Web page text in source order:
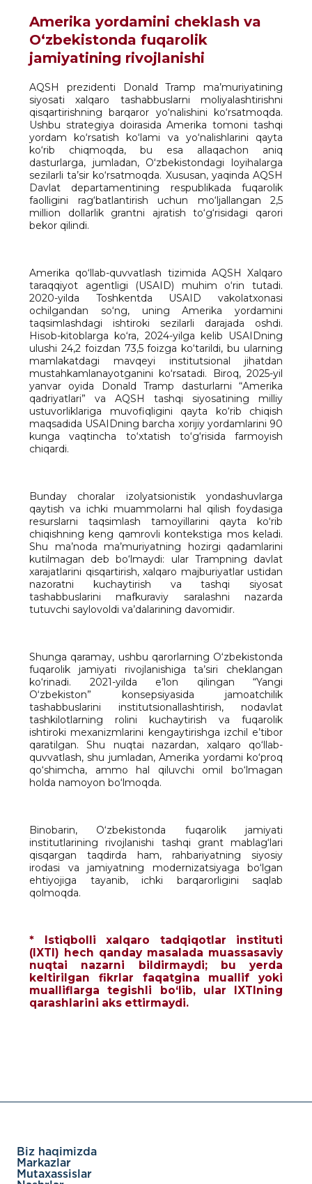
Amerika yordamini cheklash va
O‘zbekistonda fuqarolik
jamiyatining rivojlanishi
AQSH prezidenti Donald Tramp ma’muriyatining
siyosati xalqaro tashabbuslarni moliyalashtirishni
qisqartirishning barqaror yo‘nalishini ko‘rsatmoqda.
Ushbu strategiya doirasida Amerika tomoni tashqi
yordam ko‘rsatish ko‘lami va yo‘nalishlarini qayta
ko‘rib chiqmoqda, bu esa allaqachon aniq
dasturlarga, jumladan, O‘zbekistondagi loyihalarga
sezilarli ta’sir ko‘rsatmoqda. Xususan, yaqinda AQSH
Davlat departamentining respublikada fuqarolik
faolligini rag‘batlantirish uchun mo‘ljallangan 2,5
million dollarlik grantni ajratish to‘g‘risidagi qarori
bekor qilindi.
Amerika qo‘llab-quvvatlash tizimida AQSH Xalqaro
taraqqiyot agentligi (USAID) muhim o‘rin tutadi.
2020-yilda Toshkentda USAID vakolatxonasi
ochilgandan so‘ng, uning Amerika yordamini
taqsimlashdagi ishtiroki sezilarli darajada oshdi.
Hisob-kitoblarga ko‘ra, 2024-yilga kelib USAIDning
ulushi 24,2 foizdan 73,5 foizga ko‘tarildi, bu ularning
mamlakatdagi mavqeyi institutsional jihatdan
mustahkamlanayotganini ko‘rsatadi. Biroq, 2025-yil
yanvar oyida Donald Tramp dasturlarni “Amerika
qadriyatlari” va AQSH tashqi siyosatining milliy
ustuvorliklariga muvofiqligini qayta ko‘rib chiqish
maqsadida USAIDning barcha xorijiy yordamlarini 90
kunga vaqtincha to‘xtatish to‘g‘risida farmoyish
chiqardi.
Bunday choralar izolyatsionistik yondashuvlarga
qaytish va ichki muammolarni hal qilish foydasiga
resurslarni taqsimlash tamoyillarini qayta ko‘rib
chiqishning keng qamrovli kontekstiga mos keladi.
Shu ma’noda ma’muriyatning hozirgi qadamlarini
kutilmagan deb bo‘lmaydi: ular Trampning davlat
xarajatlarini qisqartirish, xalqaro majburiyatlar ustidan
nazoratni kuchaytirish va tashqi siyosat
tashabbuslarini mafkuraviy saralashni nazarda
tutuvchi saylovoldi va’dalarining davomidir.
Shunga qaramay, ushbu qarorlarning O‘zbekistonda
fuqarolik jamiyati rivojlanishiga ta’siri cheklangan
ko‘rinadi. 2021-yilda e’lon qilingan “Yangi
O‘zbekiston” konsepsiyasida jamoatchilik
tashabbuslarini institutsionallashtirish, nodavlat
tashkilotlarning rolini kuchaytirish va fuqarolik
ishtiroki mexanizmlarini kengaytirishga izchil e’tibor
qaratilgan. Shu nuqtai nazardan, xalqaro qo‘llab-
quvvatlash, shu jumladan, Amerika yordami ko‘proq
qo‘shimcha, ammo hal qiluvchi omil bo‘lmagan
holda namoyon bo‘lmoqda.
Binobarin, O‘zbekistonda fuqarolik jamiyati
institutlarining rivojlanishi tashqi grant mablag‘lari
qisqargan taqdirda ham, rahbariyatning siyosiy
irodasi va jamiyatning modernizatsiyaga bo‘lgan
ehtiyojiga tayanib, ichki barqarorligini saqlab
qolmoqda.
* Istiqbolli xalqaro tadqiqotlar instituti
(IXTI) hech qanday masalada muassasaviy
nuqtai nazarni bildirmaydi; bu yerda
keltirilgan fikrlar faqatgina muallif yoki
mualliflarga tegishli bo‘lib, ular IXTIning
qarashlarini aks ettirmaydi.
Biz haqimizda
Markazlar
Mutaxassislar